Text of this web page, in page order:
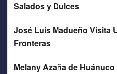
Salados y Dulces
José Luis Madueño Visita
Fronteras
Melany Azaña de